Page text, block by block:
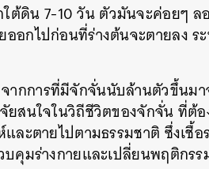
ดิน 7-10 วัน ตัวมันจะค่อยๆ ล
อกไปก่อนที่ร่างต้นจะตายลง
ากการที่มีจักจั่นนับล้านตัวขึ้นม
ยสนใจในวิถีชีวิตของจักจั่น ที่ต้
ละตายไปตามธรรมชาติ ซึ่งเชื้
บคุมร่างกายและเปลี่ยนพฤติกร